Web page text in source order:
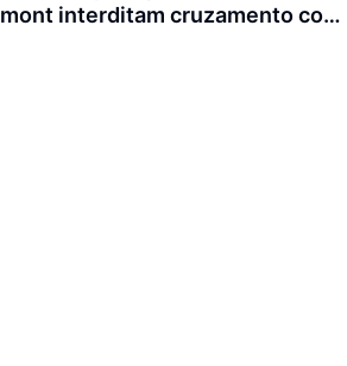
interditam cruzamento com